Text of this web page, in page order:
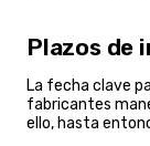
Plazos de
La fecha clave
fabricantes
ello, hasta